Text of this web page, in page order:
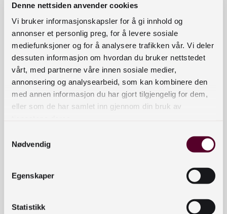
Denne nettsiden anvender cookies
Vi bruker informasjonskapsler for å gi innhold og
annonser et personlig preg, for å levere sosiale
mediefunksjoner og for å analysere trafikken vår. Vi deler
dessuten informasjon om hvordan du bruker nettstedet
vårt, med partnerne våre innen sosiale medier,
annonsering og analysearbeid, som kan kombinere den
med annen informasjon du har gjort tilgjengelig for dem,
eller som de har samlet inn gjennom din bruk av
Nødvendig
Egenskaper
Statistikk
20140314_guidelines_ndt_english.pdf
LICENSE_NDT.txt